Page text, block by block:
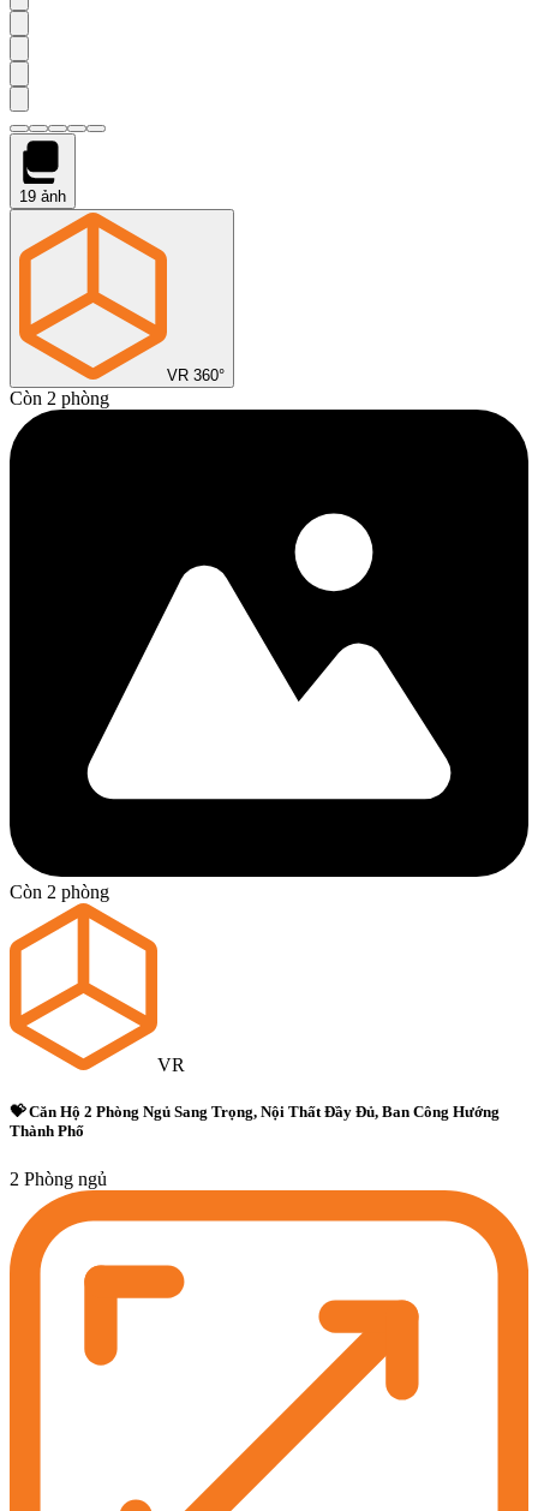
19 ảnh
VR 360°
Còn 2 phòng
Còn 2 phòng
VR
💝 Căn Hộ 2 Phòng Ngủ Sang Trọng, Nội Thất Đầy Đủ, Ban Công Hướng
Thành Phố
2 Phòng ngủ